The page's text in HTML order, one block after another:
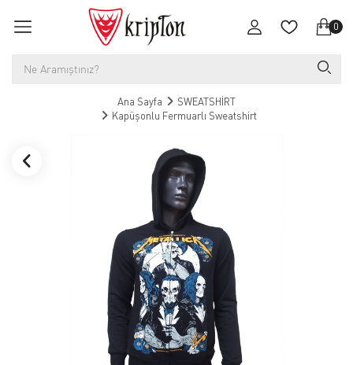
0
Ana Sayfa
SWEATSHİRT
Kapüşonlu Fermuarlı Sweatshirt